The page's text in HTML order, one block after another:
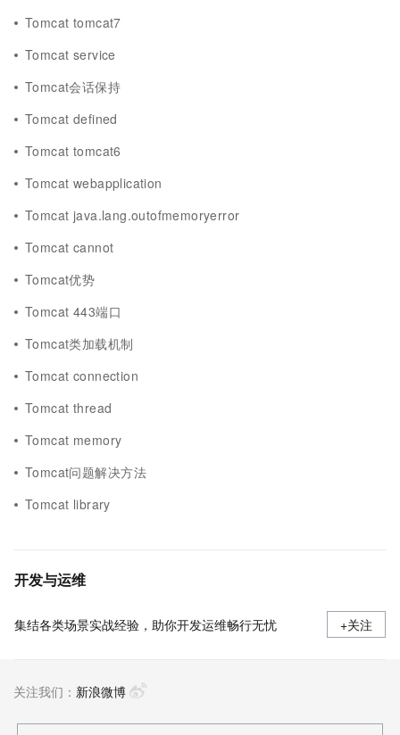
Tomcat tomcat7
Tomcat service
Tomcat会话保持
Tomcat defined
Tomcat tomcat6
Tomcat webapplication
Tomcat java.lang.outofmemoryerror
Tomcat cannot
Tomcat优势
Tomcat 443端口
Tomcat类加载机制
Tomcat connection
Tomcat thread
Tomcat memory
Tomcat问题解决方法
Tomcat library
开发与运维
集结各类场景实战经验，助你开发运维畅行无忧 +关注
关注我们： 新浪微博